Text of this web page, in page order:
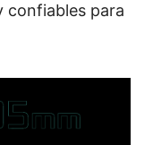
confiables para